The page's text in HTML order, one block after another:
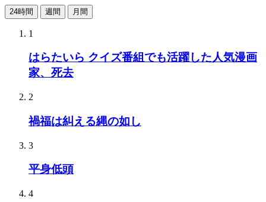
24時間 週間 月間
1
はらたいら クイズ番組でも活躍した人気漫画
家、死去
2
禍福は糾える縄の如し
3
平身低頭
4